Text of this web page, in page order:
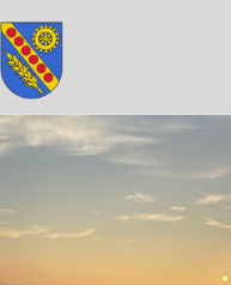
Zum Hauptinhalt springen